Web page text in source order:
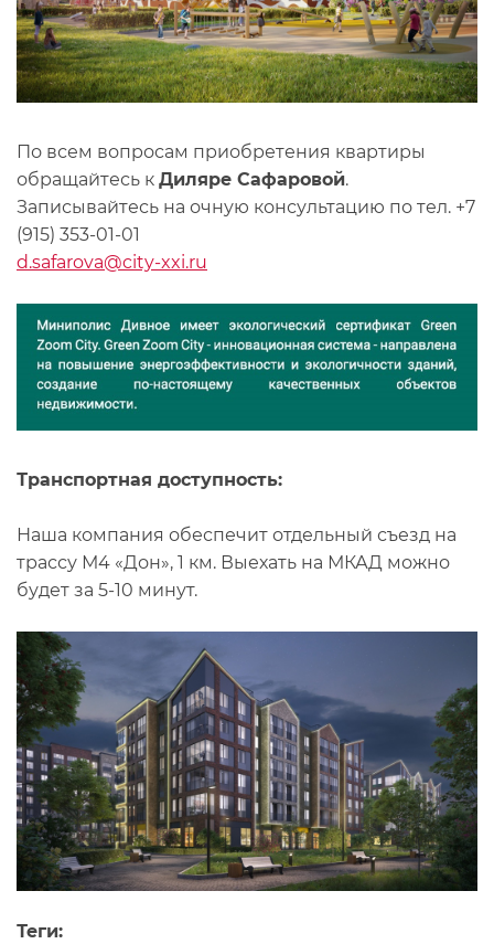
По всем вопросам приобретения квартиры
обращайтесь к Диляре Сафаровой.
Записывайтесь на очную консультацию по тел. +7
(915) 353-01-01
d.safarova@city-xxi.ru
Транспортная доступность:
Наша компания обеспечит отдельный съезд на
трассу М4 «Дон», 1 км. Выехать на МКАД можно
будет за 5-10 минут.
Теги: